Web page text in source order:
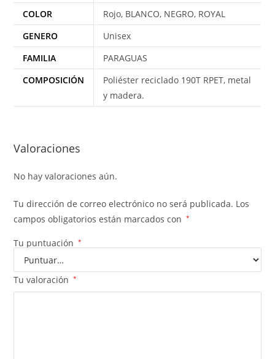
COLOR
Rojo, BLANCO, NEGRO, ROYAL
GENERO
Unisex
FAMILIA
PARAGUAS
COMPOSICIÓN
Poliéster reciclado 190T RPET, metal
y madera.
Valoraciones
No hay valoraciones aún.
Tu dirección de correo electrónico no será publicada. Los
campos obligatorios están marcados con
*
Tu puntuación *
Tu valoración *